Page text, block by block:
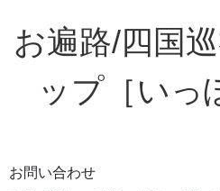
お遍路/四国
ップ［いっ
お問い合わせ